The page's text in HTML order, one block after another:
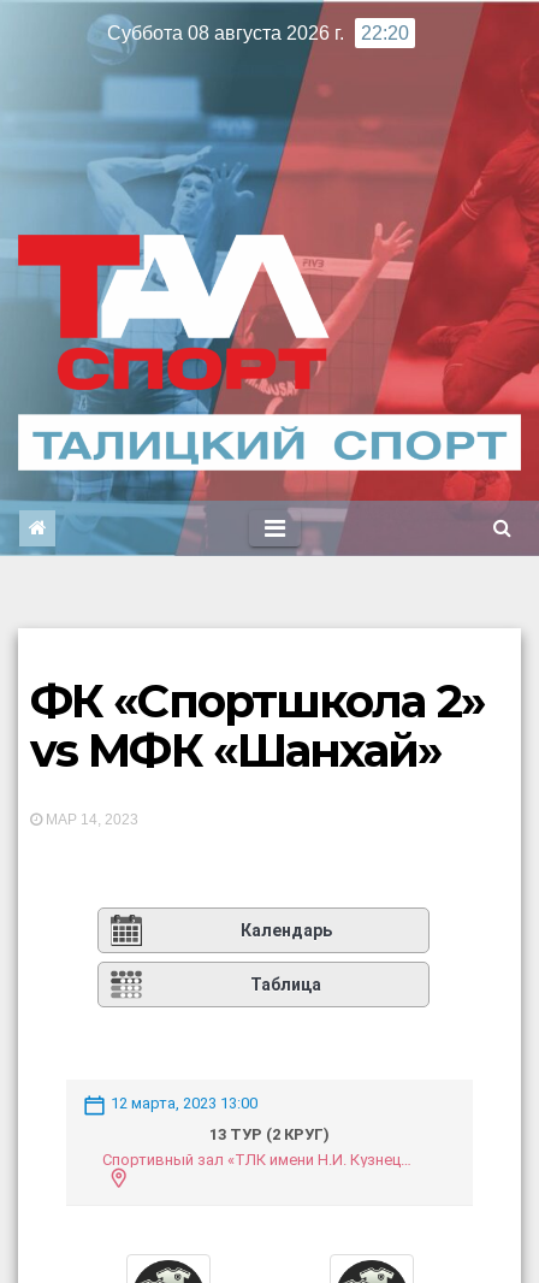
Суббота 08 августа 2026 г. 22:20
ФК «Спортшкола 2»
vs МФК «Шанхай»
МАР 14, 2023
Календарь
Таблица
12 марта, 2023 13:00
13 ТУР (2 КРУГ)
Спортивный зал «ТЛК имени Н.И. Кузнецова»